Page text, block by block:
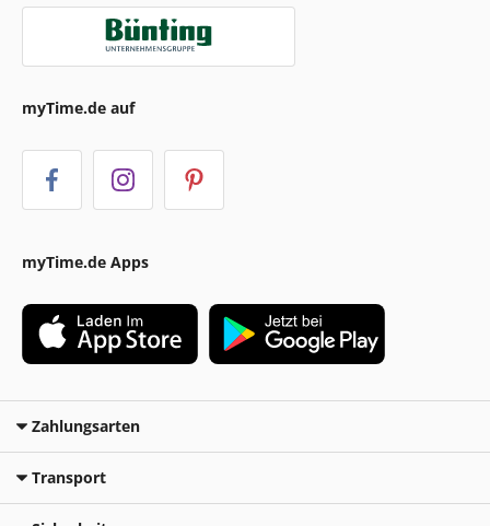
myTime.de auf
myTime.de Apps
Zahlungsarten
Transport